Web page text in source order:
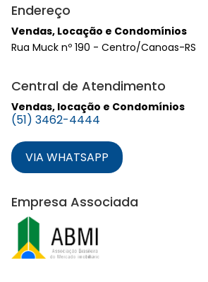
Endereço
Vendas, Locação e Condomínios
Rua Muck nº 190 - Centro/Canoas-RS
Central de Atendimento
Vendas, locação e Condomínios
(51) 3462-4444
VIA WHATSAPP
Empresa Associada